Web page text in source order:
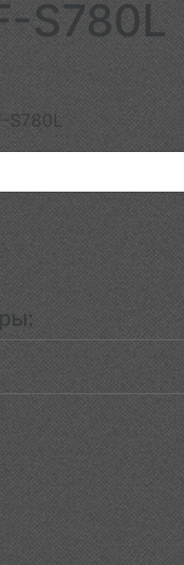
S780L
S780L